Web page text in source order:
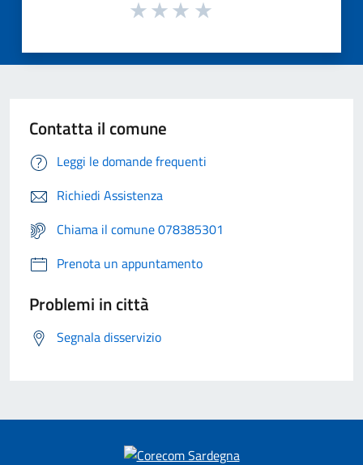
Contatta il comune
Leggi le domande frequenti
Richiedi Assistenza
Chiama il comune 078385301
Prenota un appuntamento
Problemi in città
Segnala disservizio